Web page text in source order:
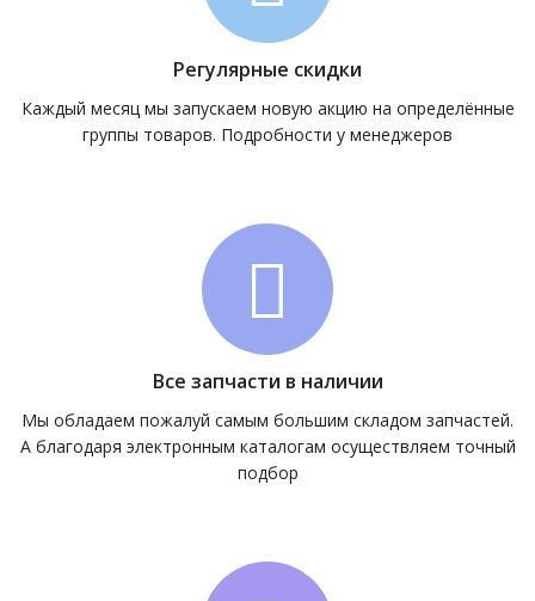
Регулярные скидки
Каждый месяц мы запускаем новую акцию на определённые
группы товаров. Подробности у менеджеров
Все запчасти в наличии
Мы обладаем пожалуй самым большим складом запчастей.
А благодаря электронным каталогам осуществляем точный
подбор